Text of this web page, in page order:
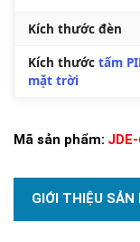
Kích thước đèn
Kích thước tấm
mặt trời
Mã sản phẩm:
GIỚI THIỆU SẢN